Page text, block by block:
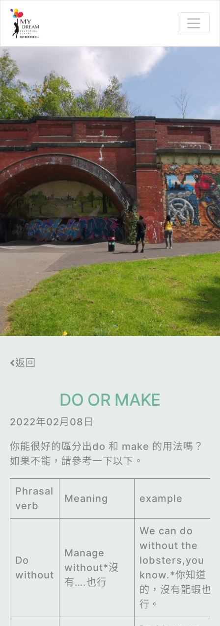
返回
DO OR MAKE
2022年02月08日
你能很好的區分出do 和 make 的用法嗎？
如果不能，請參考一下以下。
Phrasal
verb
Meaning example
Do
without
Manage
without*沒
有….也行
We can do
without the
lobsters,you
know.*你知道
的，沒有龍蝦也
行。